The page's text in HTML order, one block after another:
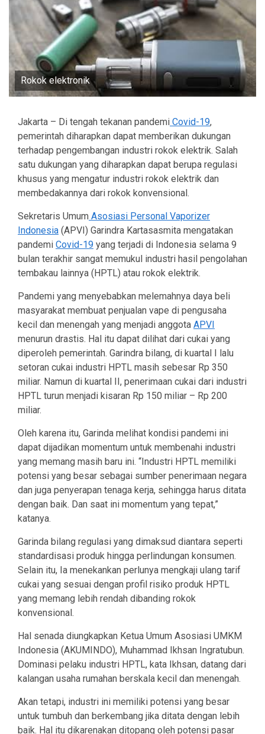
Rokok elektronik
Jakarta – Di tengah tekanan pandemi Covid-19,
pemerintah diharapkan dapat memberikan dukungan
terhadap pengembangan industri rokok elektrik. Salah
satu dukungan yang diharapkan dapat berupa regulasi
khusus yang mengatur industri rokok elektrik dan
membedakannya dari rokok konvensional.
Sekretaris Umum Asosiasi Personal Vaporizer
Indonesia (APVI) Garindra Kartasasmita mengatakan
pandemi Covid-19 yang terjadi di Indonesia selama 9
bulan terakhir sangat memukul industri hasil pengolahan
tembakau lainnya (HPTL) atau rokok elektrik.
Pandemi yang menyebabkan melemahnya daya beli
masyarakat membuat penjualan vape di pengusaha
kecil dan menengah yang menjadi anggota APVI
menurun drastis. Hal itu dapat dilihat dari cukai yang
diperoleh pemerintah. Garindra bilang, di kuartal I lalu
setoran cukai industri HPTL masih sebesar Rp 350
miliar. Namun di kuartal II, penerimaan cukai dari industri
HPTL turun menjadi kisaran Rp 150 miliar – Rp 200
miliar.
Oleh karena itu, Garinda melihat kondisi pandemi ini
dapat dijadikan momentum untuk membenahi industri
yang memang masih baru ini. “Industri HPTL memiliki
potensi yang besar sebagai sumber penerimaan negara
dan juga penyerapan tenaga kerja, sehingga harus ditata
dengan baik. Dan saat ini momentum yang tepat,”
katanya.
Garinda bilang regulasi yang dimaksud diantara seperti
standardisasi produk hingga perlindungan konsumen.
Selain itu, Ia menekankan perlunya mengkaji ulang tarif
cukai yang sesuai dengan profil risiko produk HPTL
yang memang lebih rendah dibanding rokok
konvensional.
Hal senada diungkapkan Ketua Umum Asosiasi UMKM
Indonesia (AKUMINDO), Muhammad Ikhsan Ingratubun.
Dominasi pelaku industri HPTL, kata Ikhsan, datang dari
kalangan usaha rumahan berskala kecil dan menengah.
Akan tetapi, industri ini memiliki potensi yang besar
untuk tumbuh dan berkembang jika ditata dengan lebih
baik. Hal itu dikarenakan ditopang oleh potensi pasar